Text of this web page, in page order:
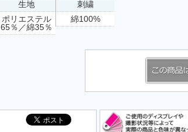
生地
ポリエステル
65％／綿35％
刺繍
綿100%